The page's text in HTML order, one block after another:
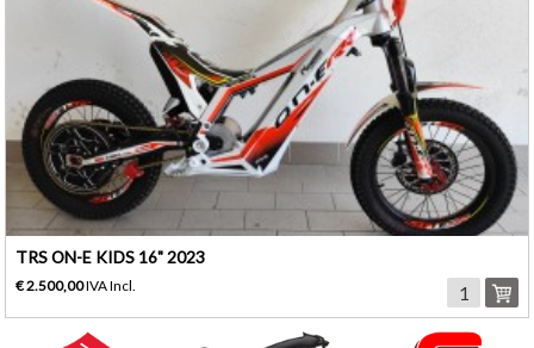
TRS ON-E KIDS 16" 2023
€ 2.500,00IVA Incl.